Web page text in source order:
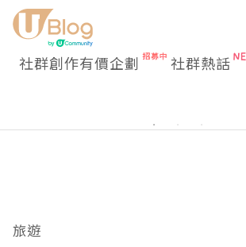
社群創作有價企劃 社群熱話
旅遊